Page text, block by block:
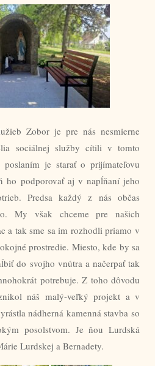
Zobor je pre nás nesmierne
sociálnej služby cítili v tomto
poslaním je starať o prijímateľovu
ho podporovať aj v napĺňaní jeho
Predsa každý z nás občas
My však chceme pre našich
a tak sme sa im rozhodli priamo v
prostredie. Miesto, kde by sa
do svojho vnútra a načerpať tak
potrebuje. Z toho dôvodu
náš malý-veľký projekt a v
nádherná kamenná stavba so
posolstvom. Je ňou Lurdská
Lurdskej a Bernadety.